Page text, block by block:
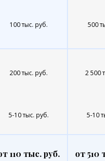
100 тыс. руб. 500
200 тыс. руб. 2 500
5-10 тыс. руб. 5-10
110 тыс. руб. от 510